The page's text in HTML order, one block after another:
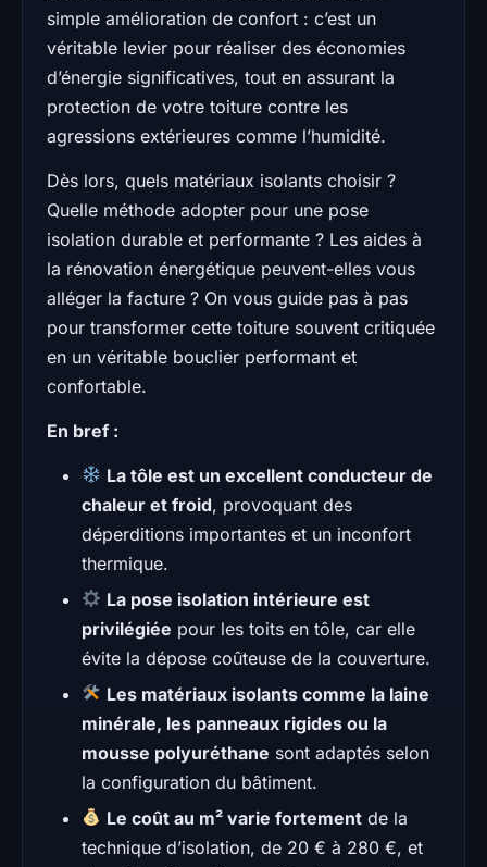
simple amélioration de confort : c’est un
véritable levier pour réaliser des économies
d’énergie significatives, tout en assurant la
protection de votre toiture contre les
agressions extérieures comme l’humidité.
Dès lors, quels matériaux isolants choisir ?
Quelle méthode adopter pour une pose
isolation durable et performante ? Les aides à
la rénovation énergétique peuvent-elles vous
alléger la facture ? On vous guide pas à pas
pour transformer cette toiture souvent critiquée
en un véritable bouclier performant et
confortable.
En bref :
La tôle est un excellent conducteur de
chaleur et froid, provoquant des
déperditions importantes et un inconfort
thermique.
La pose isolation intérieure est
privilégiée pour les toits en tôle, car elle
évite la dépose coûteuse de la couverture.
Les matériaux isolants comme la laine
minérale, les panneaux rigides ou la
mousse polyuréthane sont adaptés selon
la configuration du bâtiment.
Le coût au m² varie fortement de la
technique d’isolation, de 20 € à 280 €, et